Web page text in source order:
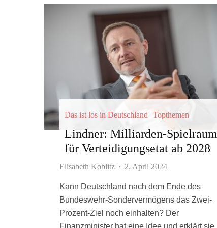
Das ist los in Deutschland Topthemen
Lindner: Milliarden-Spielraum
für Verteidigungsetat ab 2028
Elisabeth Koblitz · 2. April 2024
Kann Deutschland nach dem Ende des
Bundeswehr-Sondervermögens das Zwei-
Prozent-Ziel noch einhalten? Der
Finanzminister hat eine Idee und erklärt sie